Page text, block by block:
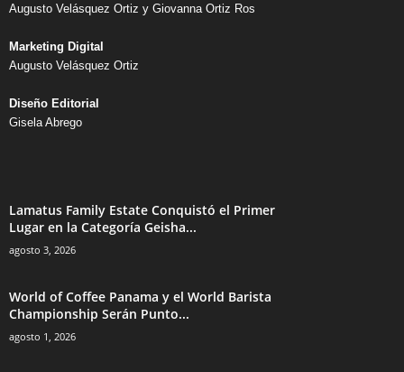
Augusto Velásquez Ortiz y Giovanna Ortiz Ros
Marketing Digital
Augusto Velásquez Ortiz
Diseño Editorial
Gisela Abrego
Lamatus Family Estate Conquistó el Primer
Lugar en la Categoría Geisha...
agosto 3, 2026
World of Coffee Panama y el World Barista
Championship Serán Punto...
agosto 1, 2026